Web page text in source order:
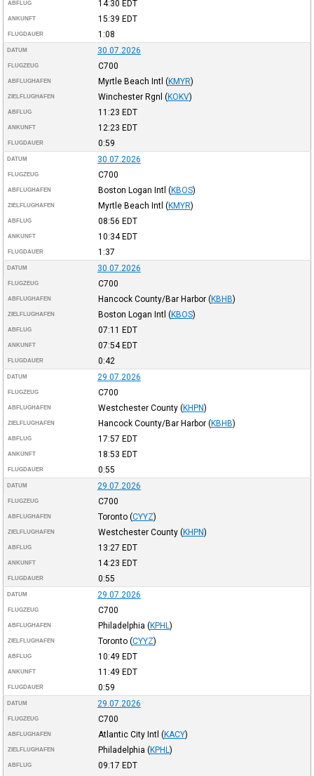
ABFLUG 14:30 EDT
ANKUNFT 15:39 EDT
FLUGDAUER 1:08
DATUM 30.07.2026
FLUGZEUG C700
ABFLUGHAFEN Myrtle Beach Intl (KMYR)
ZIELFLUGHAFEN Winchester Rgnl (KOKV)
ABFLUG 11:23 EDT
ANKUNFT 12:23 EDT
FLUGDAUER 0:59
DATUM 30.07.2026
FLUGZEUG C700
ABFLUGHAFEN Boston Logan Intl (KBOS)
ZIELFLUGHAFEN Myrtle Beach Intl (KMYR)
ABFLUG 08:56 EDT
ANKUNFT 10:34EDT
FLUGDAUER 1:37
DATUM 30.07.2026
FLUGZEUG C700
ABFLUGHAFEN Hancock County/Bar Harbor (KBHB)
ZIELFLUGHAFEN Boston Logan Intl (KBOS)
ABFLUG 07:11 EDT
ANKUNFT 07:54EDT
FLUGDAUER 0:42
DATUM 29.07.2026
FLUGZEUG C700
ABFLUGHAFEN Westchester County (KHPN)
ZIELFLUGHAFEN Hancock County/Bar Harbor (KBHB)
ABFLUG 17:57 EDT
ANKUNFT 18:53 EDT
FLUGDAUER 0:55
DATUM 29.07.2026
FLUGZEUG C700
ABFLUGHAFEN Toronto (CYYZ)
ZIELFLUGHAFEN Westchester County (KHPN)
ABFLUG 13:27 EDT
ANKUNFT 14:23 EDT
FLUGDAUER 0:55
DATUM 29.07.2026
FLUGZEUG C700
ABFLUGHAFEN Philadelphia (KPHL )
ZIELFLUGHAFEN Toronto (CYYZ)
ABFLUG 10:49 EDT
ANKUNFT 11:49 EDT
FLUGDAUER 0:59
DATUM 29.07.2026
FLUGZEUG C700
ABFLUGHAFEN Atlantic City Intl (KACY)
ZIELFLUGHAFEN Philadelphia (KPHL )
ABFLUG 09:17 EDT